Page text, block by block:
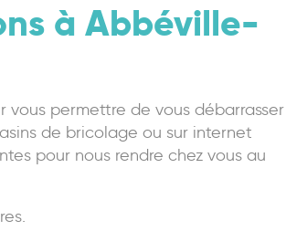
à Abbéville-
permettre de vous débarrasser
de bricolage ou sur internet
pour nous rendre chez vous au